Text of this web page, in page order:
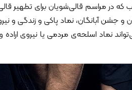
در مراسم قالی‌شویان برای تطهیر
و جشن آبانگان، نماد پاکی و زندگی و
نماد اسلحه‌ی مردمی یا نیروی اراده